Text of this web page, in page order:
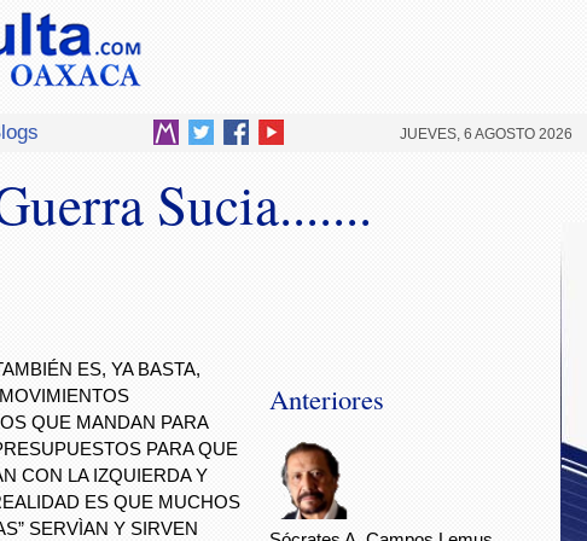
JUEVES, 6 AGOSTO 2026
Sucia.......
ES, YA BASTA,
QUE MANDAN PARA
PARA QUE
CON LA IZQUIERDA Y
ES QUE MUCHOS
SERVÌAN Y SIRVEN
Anteriores